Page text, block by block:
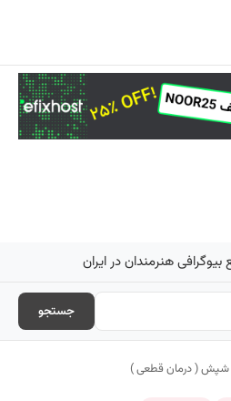
هنرمندان در ایران
جستجو
شپش ( درمان قطعی )